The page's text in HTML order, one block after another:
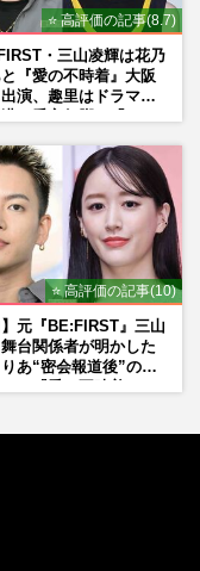
⭐ 高評価の記事(8.7)
・三山凌輝は花乃
と『愛の不時着』大阪
演、趣里はドラマ
⭐ 高評価の記事(10)
】元『BE:FIRST』三山
台関係者が明かした
あ“密会報道後”の呆